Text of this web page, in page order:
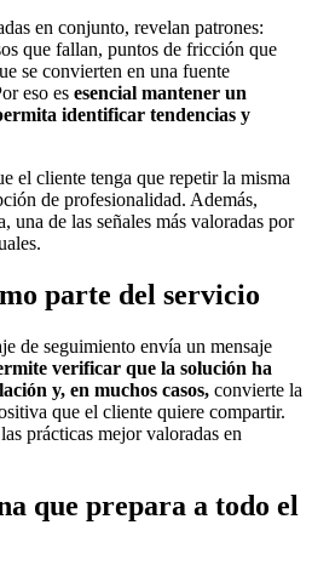
en conjunto, revelan patrones:
que fallan, puntos de fricción que
se convierten en una fuente
eso es esencial mantener un
identificar tendencias y
el cliente tenga que repetir la misma
de profesionalidad. Además,
una de las señales más valoradas por
parte del servicio
de seguimiento envía un mensaje
verificar que la solución ha
y, en muchos casos, convierte la
que el cliente quiere compartir.
prácticas mejor valoradas en
que prepara a todo el